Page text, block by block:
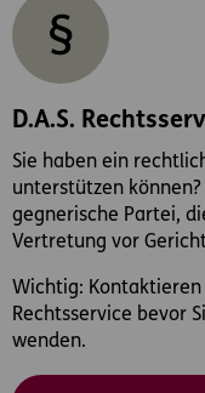
D.A.S.
Sie haben ein
unterstützen
gegnerische Partei,
Vertretung vor
Wichtig: Kontaktieren
Rechtsservice bevor
wenden.